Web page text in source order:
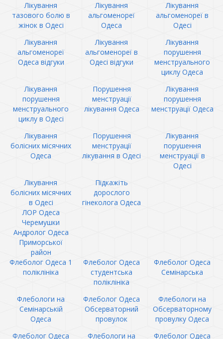
Лікування
тазового болю в
жінок в Одесі
Лікування
альгоменореї
Одеса
Лікування
альгоменореї в
Одесі
Лікування
альгоменореї
Одеса відгуки
Лікування
альгоменореї в
Одесі відгуки
Лікування
порушення
менструального
циклу Одеса
Лікування
порушення
менструального
циклу в Одесі
Порушення
менструації
лікування Одеса
Лікування
порушення
менструації Одеса
Лікування
болісних місячних
Одеса
Порушення
менструації
лікування в Одесі
Лікування
порушення
менструації в
Одесі
Лікування
болісних місячних
в Одесі
Підкажіть
дорослого
гінеколога Одеса
ЛОР Одеса
Черемушки
Андролог Одеса
Приморської
район
Флеболог Одеса 1
поліклініка
Флеболог Одеса
студентська
поліклініка
Флеболог Одеса
Семінарська
Флебологи на
Семінарській
Одеса
Флеболог Одеса
Обсерваторний
провулок
Флебологи на
Обсерваторному
провулку Одеса
Флеболог Одеса
Флебологи на Флеболог Одеса